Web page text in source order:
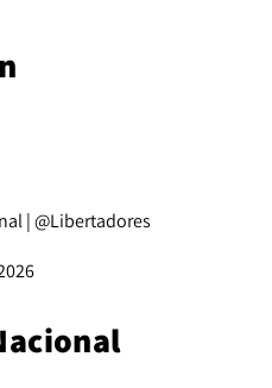
|@Libertadores